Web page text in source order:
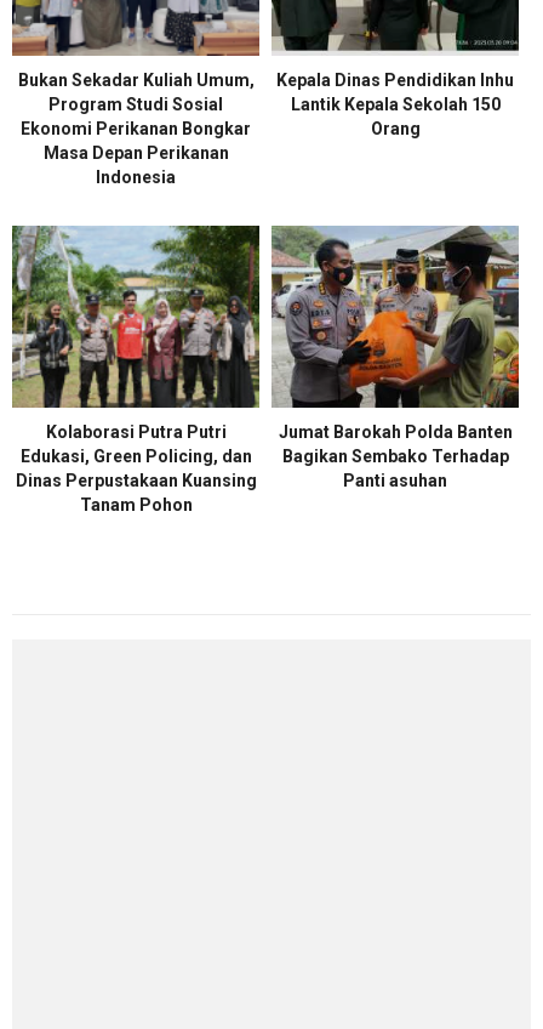
Bukan Sekadar Kuliah Umum,
Program Studi Sosial
Ekonomi Perikanan Bongkar
Masa Depan Perikanan
Indonesia
Kepala Dinas Pendidikan Inhu
Lantik Kepala Sekolah 150
Orang
Kolaborasi Putra Putri
Edukasi, Green Policing, dan
Dinas Perpustakaan Kuansing
Tanam Pohon
Jumat Barokah Polda Banten
Bagikan Sembako Terhadap
Panti asuhan